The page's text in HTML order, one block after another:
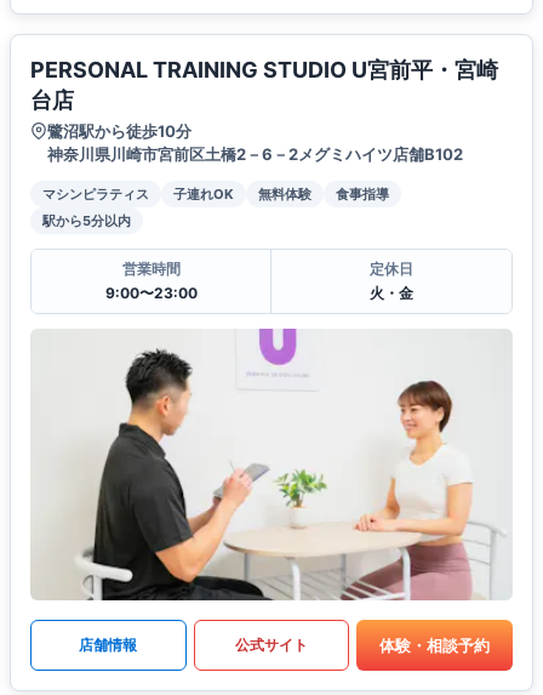
PERSONAL TRAINING STUDIO U宮前平・宮崎
台店
鷺沼駅から徒歩10分
神奈川県川崎市宮前区土橋2－6－2メグミハイツ店舗B102
マシンピラティス 子連れOK 無料体験
食事指導
駅から5分以内
営業時間
9:00〜23:00
定休日
火・金
店舗情報 公式サイト 体験・相談予約